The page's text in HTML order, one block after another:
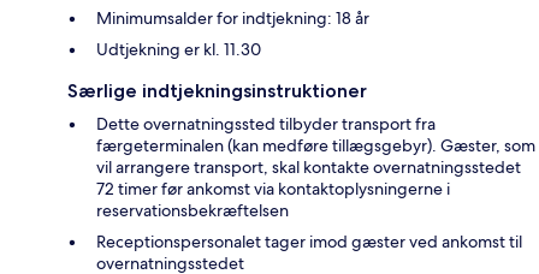
Minimumsalder for indtjekning: 18 år
Udtjekning er kl. 11.30
Særlige indtjekningsinstruktioner
Dette overnatningssted tilbyder transport fra
færgeterminalen (kan medføre tillægsgebyr). Gæster, som
vil arrangere transport, skal kontakte overnatningsstedet
72 timer før ankomst via kontaktoplysningerne i
reservationsbekræftelsen
Receptionspersonalet tager imod gæster ved ankomst til
overnatningsstedet